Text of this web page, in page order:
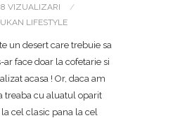
VIZUALIZARI
LIFESTYLE
un desert care trebuie sa
ar face doar la cofetarie si
acasa ! Or, daca am
treaba cu aluatul oparit
cel clasic pana la cel